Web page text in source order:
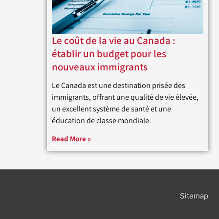
Le coût de la vie au Canada :
établir un budget pour les
nouveaux immigrants
Le Canada est une destination prisée des
immigrants, offrant une qualité de vie élevée,
un excellent système de santé et une
éducation de classe mondiale.
Read More »
Sitemap